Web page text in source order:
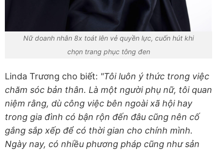
Nữ doanh nhân 8x toát lên vẻ quyền lực, cuốn hút khi
chọn trang phục tông đen
Linda Trương cho biết: "Tôi luôn ý thức trong việc
chăm sóc bản thân. Là một người phụ nữ, tôi quan
niệm rằng, dù công việc bên ngoài xã hội hay
trong gia đình có bận rộn đến đâu cũng nên cố
gắng sắp xếp để có thời gian cho chính mình.
Ngày nay, có nhiều phương pháp cũng như sản